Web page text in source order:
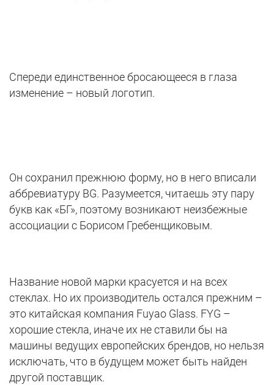
Спереди единственное бросающееся в глаза
изменение – новый логотип.
Он сохранил прежнюю форму, но в него вписали
аббревиатуру BG. Разумеется, читаешь эту пару
букв как «БГ», поэтому возникают неизбежные
ассоциации с Борисом Гребенщиковым.
Название новой марки красуется и на всех
стеклах. Но их производитель остался прежним –
это китайская компания Fuyao Glass. FYG –
хорошие стекла, иначе их не ставили бы на
машины ведущих европейских брендов, но нельзя
исключать, что в будущем может быть найден
другой поставщик.